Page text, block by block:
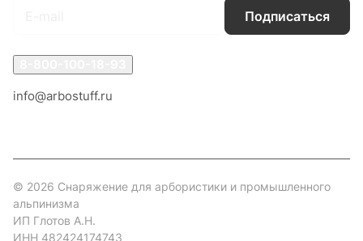
Подписаться
info@arbostuff.ru
© 2026 Снаряжение для арбористики и промышленного
альпинизма
ИП Глотов А.Н.
ИНН 482424174743